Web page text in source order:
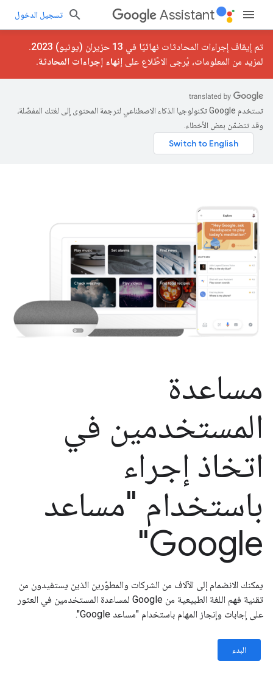
Assistant تسجيل الدخول
تم إيقاف إجراءات المحادثات نهائيًا في 13 حزيران (يونيو) 2023.
لمزيد من المعلومات، يُرجى الاطّلاع على إنهاء إجراءات المحادثة.
تستخدم Google تكنولوجيا الذكاء الاصطناعي لترجمة المحتوى إلى لغتك المفضّلة،
وقد تتضمّن بعض الأخطاء.
مساعدة
المستخدمين في
اتخاذ إجراء
باستخدام "مساعد
Google"
يمكنك الانضمام إلى الآلاف من الشركات والمطوّرين الذين يستفيدون من
تقنية فهم اللغة الطبيعية من Google لمساعدة المستخدمين في العثور
على إجابات وإنجاز المهام باستخدام "مساعد Google".
البدء